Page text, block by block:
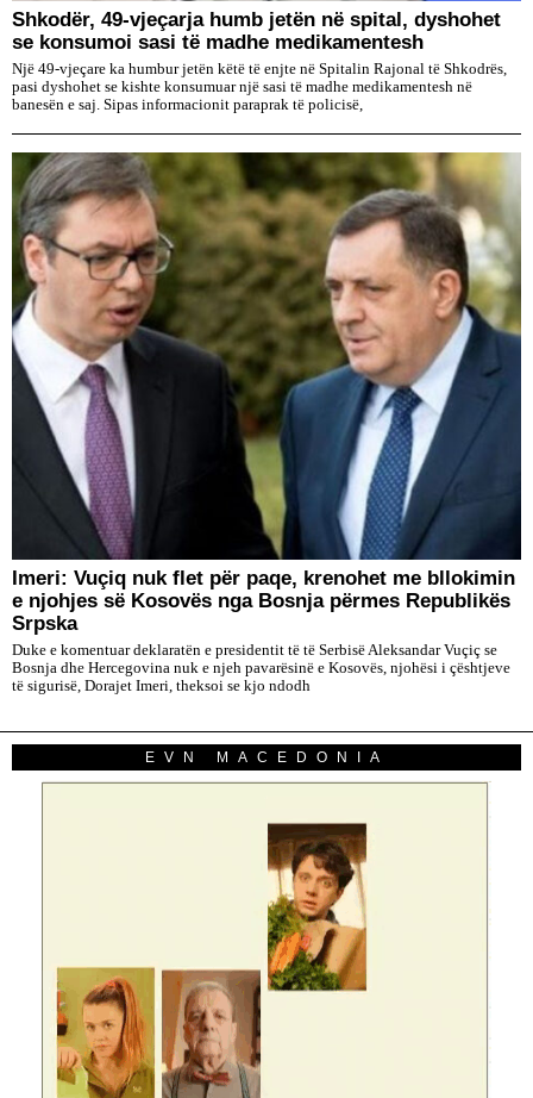
Shkodër, 49-vjeçarja humb jetën në spital, dyshohet
se konsumoi sasi të madhe medikamentesh
Një 49-vjeçare ka humbur jetën këtë të enjte në Spitalin Rajonal të Shkodrës,
pasi dyshohet se kishte konsumuar një sasi të madhe medikamentesh në
banesën e saj. Sipas informacionit paraprak të policisë,
​Imeri: Vuçiq nuk flet për paqe, krenohet me bllokimin
e njohjes së Kosovës nga Bosnja përmes Republikës
Srpska
Duke e komentuar deklaratën e presidentit të të Serbisë Aleksandar Vuçiç se
Bosnja dhe Hercegovina nuk e njeh pavarësinë e Kosovës, njohësi i çështjeve
të sigurisë, Dorajet Imeri, theksoi se kjo ndodh
EVN MACEDONIA